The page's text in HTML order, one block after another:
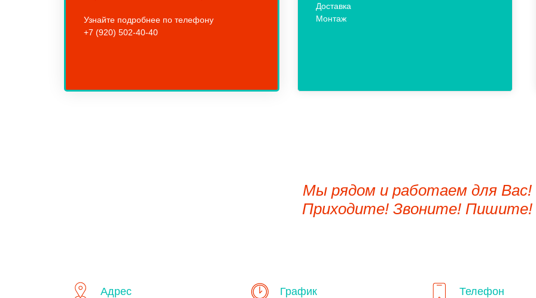
Узнайте подробнее по телефону
+7 (920) 502-40-40
Доставка
Монтаж
Мы рядом и работаем для Вас!
Приходите! Звоните! Пишите!
Адрес График Телефон